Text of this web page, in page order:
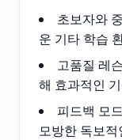
초보자와
운 기타 학습
고품질 레
해 효과적인
피드백 모
모방한 독보적